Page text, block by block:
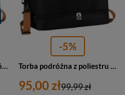
-5%
95,00 zł99,99 zł